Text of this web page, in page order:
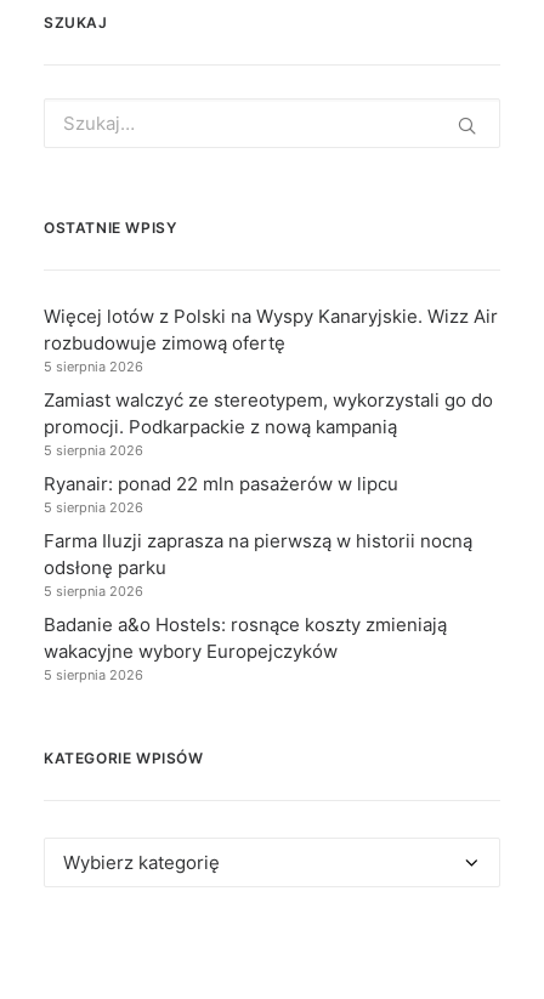
SZUKAJ
for:
OSTATNIE WPISY
Więcej lotów z Polski na Wyspy Kanaryjskie. Wizz Air
rozbudowuje zimową ofertę
5 sierpnia 2026
Zamiast walczyć ze stereotypem, wykorzystali go do
promocji. Podkarpackie z nową kampanią
5 sierpnia 2026
Ryanair: ponad 22 mln pasażerów w lipcu
5 sierpnia 2026
Farma Iluzji zaprasza na pierwszą w historii nocną
odsłonę parku
5 sierpnia 2026
Badanie a&o Hostels: rosnące koszty zmieniają
wakacyjne wybory Europejczyków
5 sierpnia 2026
KATEGORIE WPISÓW
Kategorie